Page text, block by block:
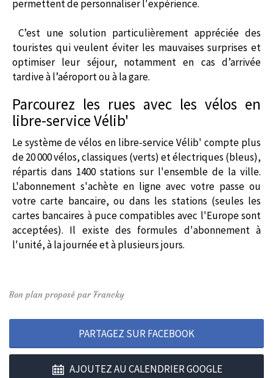
permettent de personnaliser l'expérience.
C’est une solution particulièrement appréciée des
touristes qui veulent éviter les mauvaises surprises et
optimiser leur séjour, notamment en cas d’arrivée
tardive à l’aéroport ou à la gare.
Parcourez les rues avec les vélos en
libre-service Vélib'
Le système de vélos en libre-service Vélib' compte plus
de 20 000 vélos, classiques (verts) et électriques (bleus),
répartis dans 1400 stations sur l'ensemble de la ville.
L'abonnement s'achète en ligne avec votre passe ou
votre carte bancaire, ou dans les stations (seules les
cartes bancaires à puce compatibles avec l'Europe sont
acceptées). Il existe des formules d'abonnement à
l'unité, à la journée et à plusieurs jours.
Bon plan proposé par Francky
PARTAGEZ SUR FACEBOOK
AJOUTEZ AU CALENDRIER GOOGLE